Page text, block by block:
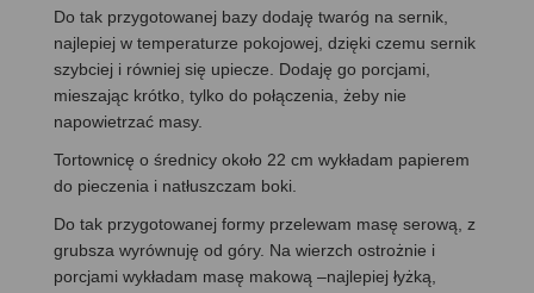
Do tak przygotowanej bazy dodaję twaróg na sernik,
najlepiej w temperaturze pokojowej, dzięki czemu sernik
szybciej i równiej się upiecze. Dodaję go porcjami,
mieszając krótko, tylko do połączenia, żeby nie
napowietrzać masy.
Tortownicę o średnicy około 22 cm wykładam papierem
do pieczenia i natłuszczam boki.
Do tak przygotowanej formy przelewam masę serową, z
grubsza wyrównuję od góry. Na wierzch ostrożnie i
porcjami wykładam masę makową –najlepiej łyżką,